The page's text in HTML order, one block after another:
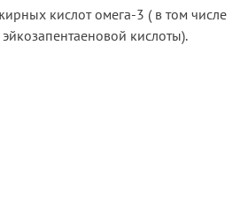
кислот омега-3 ( в том числе
кислоты).